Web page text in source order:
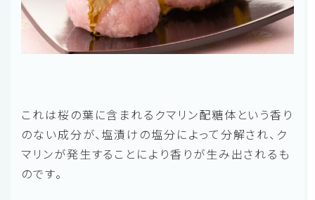
これは桜の葉に含まれるクマリン配糖体という香り
のない成分が、塩漬けの塩分によって分解され、ク
マリンが発生することにより香りが生み出されるも
のです。